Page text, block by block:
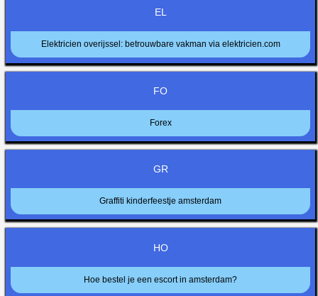
EL
Elektricien overijssel: betrouwbare vakman via elektricien.com
FO
Forex
GR
Graffiti kinderfeestje amsterdam
HO
Hoe bestel je een escort in amsterdam?